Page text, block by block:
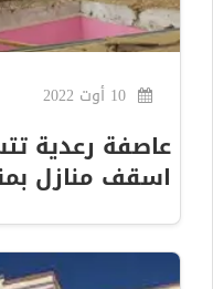
عاصفة رعدية
اسقف منازل